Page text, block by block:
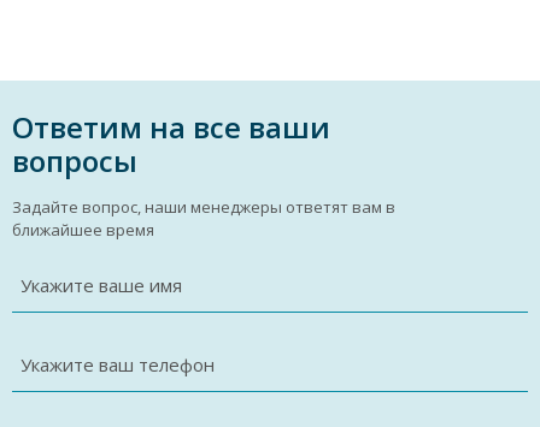
Ответим на все ваши
вопросы
Задайте вопрос, наши менеджеры ответят вам в
ближайшее время
Укажите ваше имя
Укажите ваш телефон